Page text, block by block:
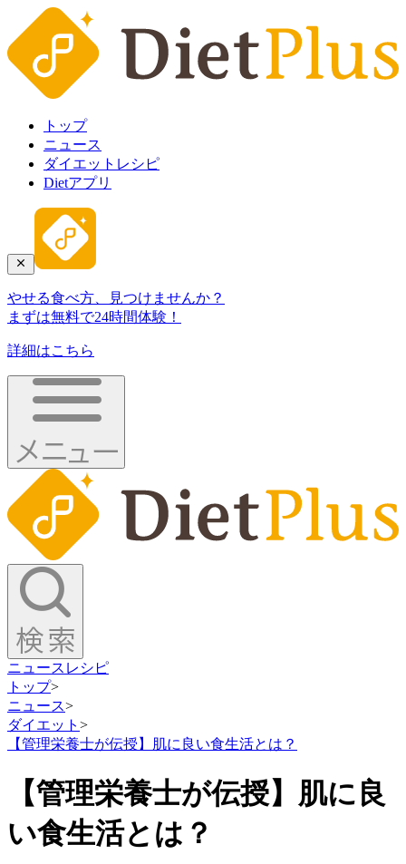
トップ
ニュース
ダイエットレシピ
Dietアプリ
やせる食べ方、見つけませんか？
まずは無料で24時間体験！
詳細はこちら
ニュース レシピ
トップ>
ニュース>
ダイエット >
【管理栄養士が伝授】肌に良い食生活とは？
【管理栄養士が伝授】肌に良
い食生活とは？